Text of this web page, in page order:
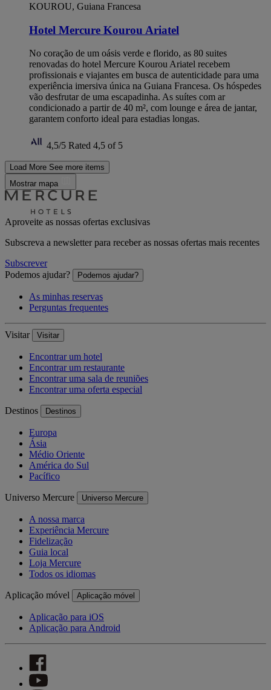
KOUROU, Guiana Francesa
Hotel Mercure Kourou Ariatel
No coração de um oásis verde e florido, as 80 suites
renovadas do hotel Mercure Kourou Ariatel recebem
profissionais e viajantes em busca de autenticidade para uma
experiência imersiva única na Guiana Francesa. Os hóspedes
vão desfrutar de uma escapadinha. As suítes com ar
condicionado a partir de 40 m², com lounge e área de jantar,
garantem conforto ideal para estadias longas.
4,5/5 Rated 4,5 of 5
Load More See more items
Mostrar mapa
Aproveite as nossas ofertas exclusivas
Subscreva a newsletter para receber as nossas ofertas mais recentes
Subscrever
Podemos ajudar?
Podemos ajudar?
As minhas reservas
Perguntas frequentes
Visitar Visitar
Encontrar um hotel
Encontrar um restaurante
Encontrar uma sala de reuniões
Encontrar uma oferta especial
Destinos Destinos
Europa
Ásia
Médio Oriente
América do Sul
Pacífico
Universo Mercure Universo Mercure
A nossa marca
Experiência Mercure
Fidelização
Guia local
Loja Mercure
Todos os idiomas
Aplicação móvel Aplicação móvel
Aplicação para iOS
Aplicação para Android